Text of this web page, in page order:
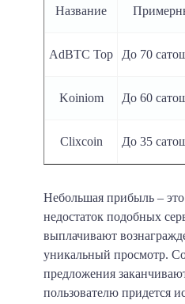
Название
AdBTC Top До 70
Koiniom До 60
Clixcoin До 35
Небольшая прибыль –
недостаток подобных
выплачивают
уникальный просмотр.
предложения
пользователю придется